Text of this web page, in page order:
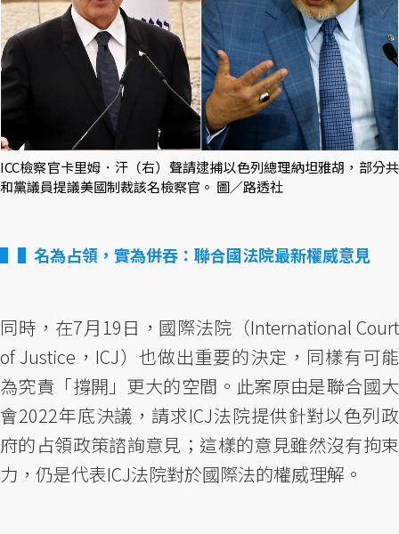
ICC檢察官卡里姆．汗（右）聲請逮捕以色列總理納坦雅胡，部分共
和黨議員提議美國制裁該名檢察官。 圖／路透社
▌名為占領，實為併吞：聯合國法院最新權威意見
同時，在7月19日，國際法院（International Court
of Justice，ICJ）也做出重要的決定，同樣有可能
為究責「撐開」更大的空間。此案原由是聯合國大
會2022年底決議，請求ICJ法院提供針對以色列政
府的占領政策諮詢意見；這樣的意見雖然沒有拘束
力，仍是代表ICJ法院對於國際法的權威理解。